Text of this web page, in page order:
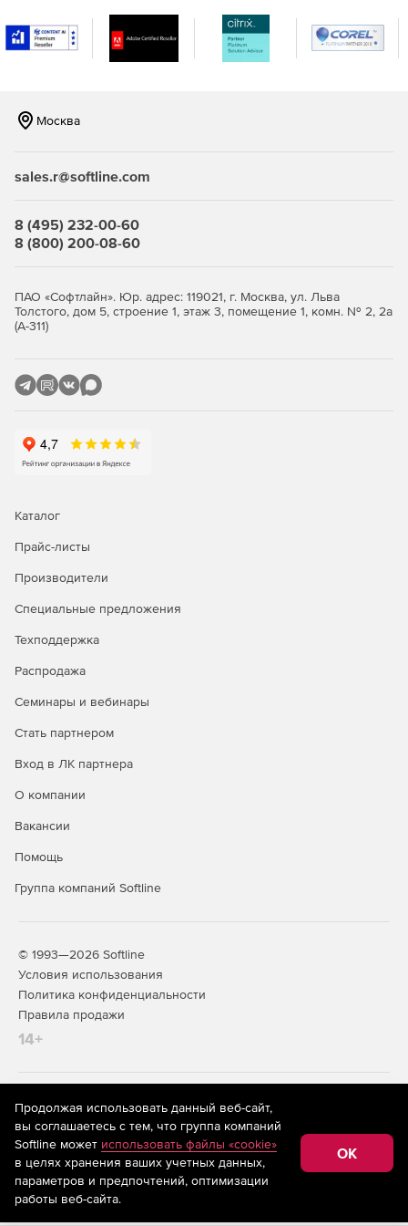
Москва
sales.r@softline.com
8 (495) 232-00-60
8 (800) 200-08-60
ПАО «Софтлайн». Юр. адрес: 119021, г. Москва, ул. Льва
Толстого, дом 5, строение 1, этаж 3, помещение 1, комн. № 2, 2а
(А-311)
Каталог
Прайс-листы
Производители
Специальные предложения
Техподдержка
Распродажа
Семинары и вебинары
Стать партнером
Вход в ЛК партнера
О компании
Вакансии
Помощь
Группа компаний Softline
© 1993—2026 Softline
Условия использования
Политика конфиденциальности
Правила продажи
14+
На информационном ресурсе store.softline.ru применяются
рекомендательные технологии
(информационные технологии
предоставления информации на основе сбора,
систематизации и анализа сведений, относящихся к
предпочтениям пользователей сети «Интернет»,
находящихся на территории Российской Федерации)
Продолжая использовать данный веб-сайт,
вы соглашаетесь с тем, что группа компаний
Softline может использовать файлы «cookie»
в целях хранения ваших учетных данных,
параметров и предпочтений, оптимизации
работы веб-сайта.
OK